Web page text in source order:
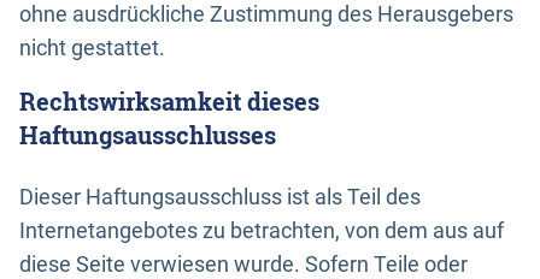
ohne ausdrückliche Zustimmung des Herausgebers
nicht gestattet.
Rechtswirksamkeit dieses
Haftungsausschlusses
Dieser Haftungsausschluss ist als Teil des
Internetangebotes zu betrachten, von dem aus auf
diese Seite verwiesen wurde. Sofern Teile oder